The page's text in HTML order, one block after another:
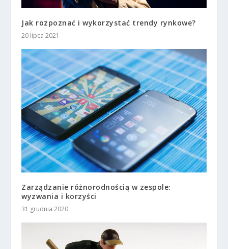
Jak rozpoznać i wykorzystać trendy rynkowe?
20 lipca 2021
Zarządzanie różnorodnością w zespole:
wyzwania i korzyści
31 grudnia 2020